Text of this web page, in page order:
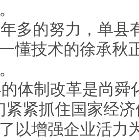
多的努力，单县
懂技术的徐承秋
的体制改革是尚
紧紧抓住国家经
以增强企业活力